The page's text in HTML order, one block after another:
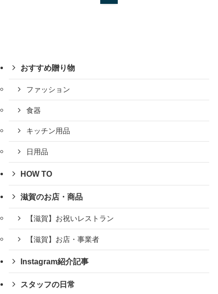
おすすめ贈り物
ファッション
食器
キッチン用品
日用品
HOW TO
滋賀のお店・商品
【滋賀】お祝いレストラン
【滋賀】お店・事業者
Instagram紹介記事
スタッフの日常